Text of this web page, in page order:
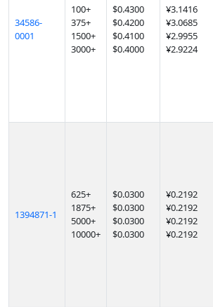
34586-
0001
100+
375+
1500+
3000+
$0.4300
$0.4200
$0.4100
$0.4000
¥3.1416
¥3.0685
¥2.9955
¥2.9224
1394871-1
625+
1875+
5000+
10000+
$0.0300
$0.0300
$0.0300
$0.0300
¥0.2192
¥0.2192
¥0.2192
¥0.2192